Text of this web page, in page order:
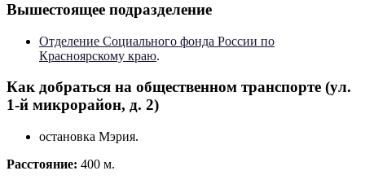
Вышестоящее подразделение
Отделение Социального фонда России по
Красноярскому краю.
Как добраться на общественном транспорте (ул.
1-й микрорайон, д. 2)
остановка Мэрия.
Расстояние: 400 м.